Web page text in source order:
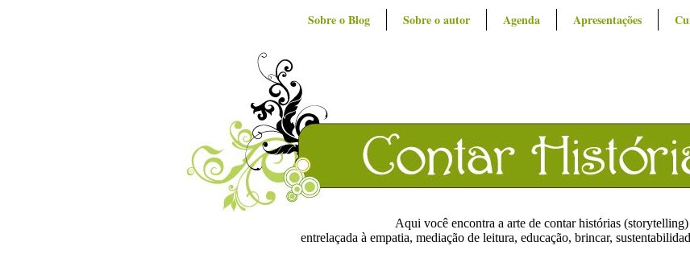
Sobre o Blog Sobre o autor Agenda Apresentações
Aqui você encontra a arte de contar histórias (storytelling)
entrelaçada à empatia, mediação de leitura, educação, brincar,